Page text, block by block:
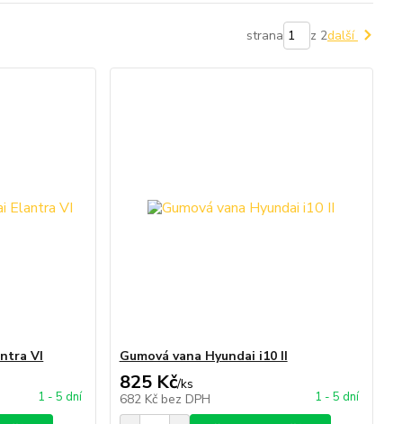
strana z 2další
VI
1 - 5 dní
Gumová vana Hyundai i10 II
825 Kč/ks
682 Kč bez DPH 1 - 5 dní